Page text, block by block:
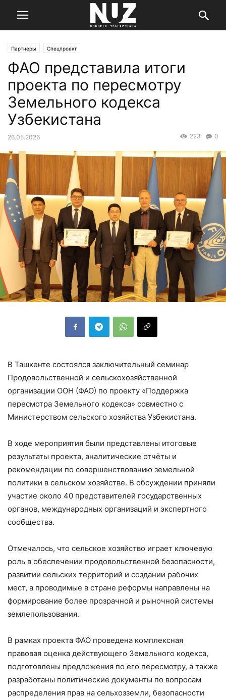
Партнеры Спецпроект
ФАО представила итоги
проекта по пересмотру
Земельного кодекса
Узбекистана
26.05.2026 0
223
В Ташкенте состоялся заключительный семинар
Продовольственной и сельскохозяйственной
организации ООН (ФАО) по проекту «Поддержка
пересмотра Земельного кодекса» совместно с
Министерством сельского хозяйства Узбекистана.
В ходе мероприятия были представлены итоговые
результаты проекта, аналитические отчёты и
рекомендации по совершенствованию земельной
политики в сельском хозяйстве. В обсуждении приняли
участие около 40 представителей государственных
органов, международных организаций и экспертного
сообщества.
Отмечалось, что сельское хозяйство играет ключевую
роль в обеспечении продовольственной безопасности,
развитии сельских территорий и создании рабочих
мест, а проводимые в стране реформы направлены на
формирование более прозрачной и рыночной системы
землепользования.
В рамках проекта ФАО проведена комплексная
правовая оценка действующего Земельного кодекса,
подготовлены предложения по его пересмотру, а также
разработаны политические документы по вопросам
распределения прав на сельхозземли, безопасности